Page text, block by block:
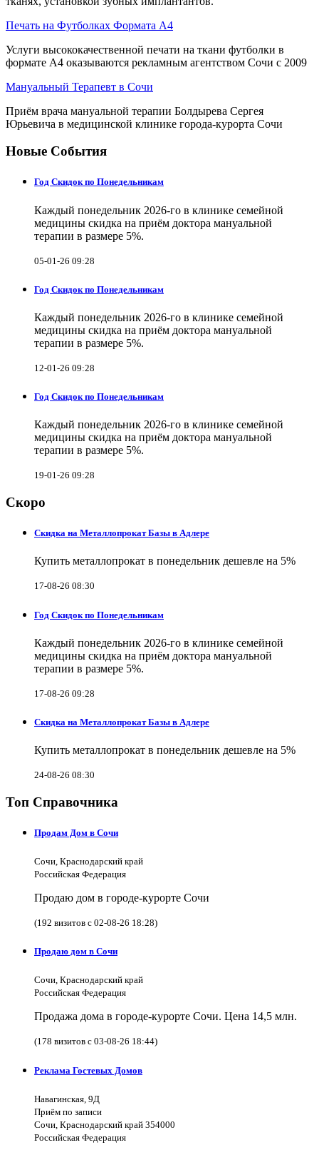
Печать на Футболках Формата А4
Услуги высококачественной печати на ткани футболки в
формате А4 оказываются рекламным агентством Сочи с 2009
Мануальный Терапевт в Сочи
Приём врача мануальной терапии Болдырева Сергея
Юрьевича в медицинской клинике города-курорта Сочи
Новые События
Год Скидок по Понедельникам
Каждый понедельник 2026-го в клинике семейной
медицины скидка на приём доктора мануальной
терапии в размере 5%.
05-01-26 09:28
Год Скидок по Понедельникам
Каждый понедельник 2026-го в клинике семейной
медицины скидка на приём доктора мануальной
терапии в размере 5%.
12-01-26 09:28
Год Скидок по Понедельникам
Каждый понедельник 2026-го в клинике семейной
медицины скидка на приём доктора мануальной
терапии в размере 5%.
19-01-26 09:28
Скоро
Скидка на Металлопрокат Базы в Адлере
Купить металлопрокат в понедельник дешевле на 5%
17-08-26 08:30
Год Скидок по Понедельникам
Каждый понедельник 2026-го в клинике семейной
медицины скидка на приём доктора мануальной
терапии в размере 5%.
17-08-26 09:28
Скидка на Металлопрокат Базы в Адлере
Купить металлопрокат в понедельник дешевле на 5%
24-08-26 08:30
Топ Справочника
Продам Дом в Сочи
Сочи, Краснодарский край
Российская Федерация
Продаю дом в городе-курорте Сочи
(192 визитов с 02-08-26 18:28)
Продаю дом в Сочи
Сочи, Краснодарский край
Российская Федерация
Продажа дома в городе-курорте Сочи. Цена 14,5 млн.
(178 визитов с 03-08-26 18:44)
Реклама Гостевых Домов
Навагинская, 9Д
Приём по записи
Сочи, Краснодарский край 354000
Российская Федерация